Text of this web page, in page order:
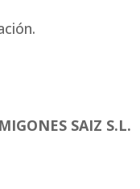
SAIZ S.L.